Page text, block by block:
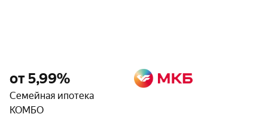
от 5,99%
Семейная ипотека
КОМБО